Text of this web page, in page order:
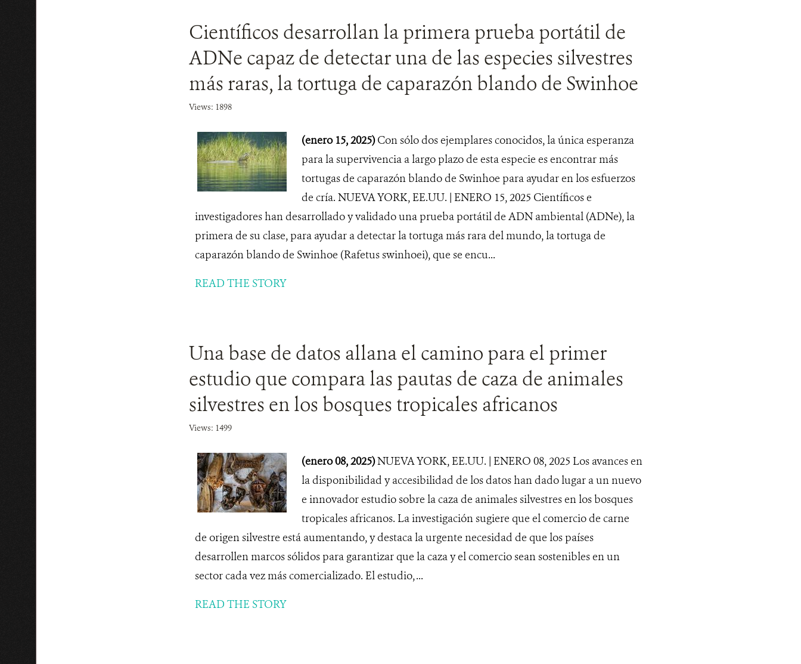
Científicos desarrollan la primera prueba portátil de
ADNe capaz de detectar una de las especies silvestres
más raras, la tortuga de caparazón blando de Swinhoe
Views: 1898
(enero 15, 2025)Con sólo dos ejemplares conocidos, la única esperanza
para la supervivencia a largo plazo de esta especie es encontrar más
tortugas de caparazón blando de Swinhoe para ayudar en los esfuerzos
de cría. NUEVA YORK, EE.UU. | ENERO 15, 2025 Científicos e
investigadores han desarrollado y validado una prueba portátil de ADN ambiental (ADNe), la
primera de su clase, para ayudar a detectar la tortuga más rara del mundo, la tortuga de
caparazón blando de Swinhoe (Rafetus swinhoei), que se encu...
READ THE STORY
Una base de datos allana el camino para el primer
estudio que compara las pautas de caza de animales
silvestres en los bosques tropicales africanos
Views: 1499
(enero 08, 2025)NUEVA YORK, EE.UU. | ENERO 08, 2025 Los avances en
la disponibilidad y accesibilidad de los datos han dado lugar a un nuevo
e innovador estudio sobre la caza de animales silvestres en los bosques
tropicales africanos. La investigación sugiere que el comercio de carne
de origen silvestre está aumentando, y destaca la urgente necesidad de que los países
desarrollen marcos sólidos para garantizar que la caza y el comercio sean sostenibles en un
sector cada vez más comercializado. El estudio, ...
READ THE STORY